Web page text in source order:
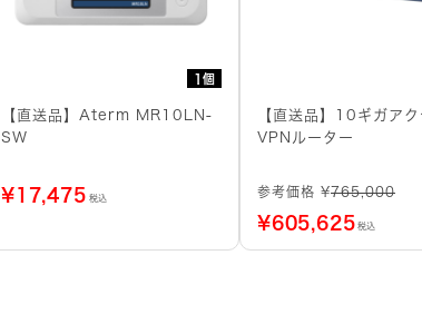
1個
【直送品】Aterm MR10LN-
SW
¥17,475 税込
【直送品】10ギガアク
VPNルーター
参考価格 ¥765,000
¥605,625 税込